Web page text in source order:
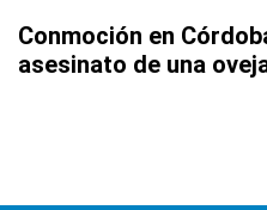
Conmoción en
asesinato de una